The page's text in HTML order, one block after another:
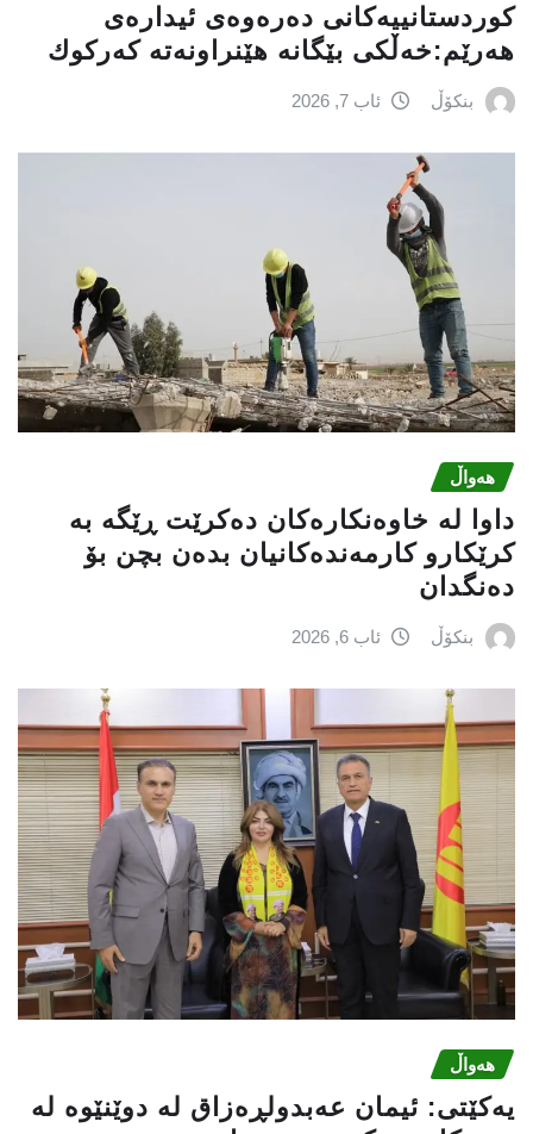
كوردستانییەكانی دەرەوەی ئیدارەی
هەرێم:خه‌ڵكی بێگانه‌ هێنراونه‌ته‌ كه‌ركوك
بنکۆڵ ئاب 7, 2026
هەواڵ
داوا لە خاوەنکارەکان دەکرێت ڕێگە بە
کرێکارو کارمەندەکانیان بدەن بچن بۆ
دەنگدان
بنکۆڵ ئاب 6, 2026
هەواڵ
یه‌كێتی: ئیمان عه‌بدولڕه‌زاق له‌ دوێنێوه‌ له‌